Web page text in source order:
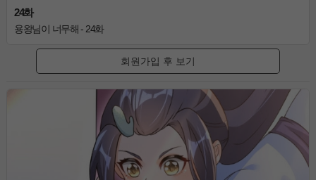
24화
용왕님이 너무해 - 24화
회원가입 후 보기